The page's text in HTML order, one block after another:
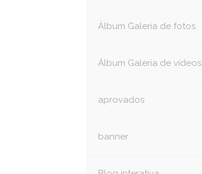
Álbum Galeria de fotos
Álbum Galeria de vídeos
aprovados
banner